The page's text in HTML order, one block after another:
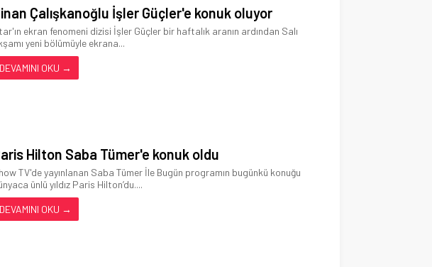
Çalışkanoğlu İşler Güçler'e konuk oluyor
ekran fenomeni dizisi İşler Güçler bir haftalık aranın ardından Salı
yeni bölümüyle ekrana...
DEVAMINI OKU →
Hilton Saba Tümer'e konuk oldu
TV'de yayınlanan Saba Tümer İle Bugün programın bugünkü konuğu
ünlü yıldız Paris Hilton’du....
DEVAMINI OKU →